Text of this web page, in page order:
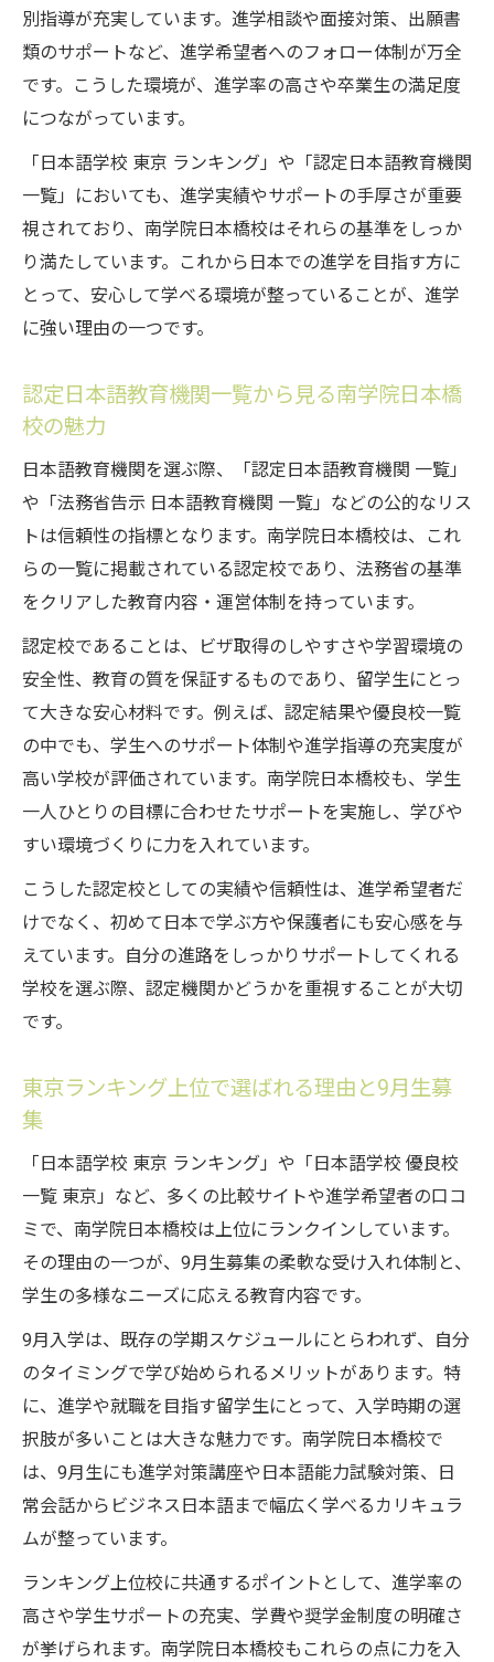
東京の日本語教育で実現させるキャリアアップ
南学院日本橋校9月生募集で広がる就職の選
択肢
東京の日本語学校ランキングとキャリア形
成の関係
認定日本語教育機関で学ぶことが就労に有
利な理由
優良校一覧で見るキャリアサポート体制の
充実度
南学院日本橋校9月生募集が持つ進学実績と
進学志望なら注目の南学院日本橋校9月生募集
容とは
認定日本語教育機関一覧2025から進学先を
優良校一覧で評価される南学院日本橋校の
進学力
南学院日本橋校9月生募集が進学希望者に選
ばれる理由
日本語教育の質を求めるなら知っておきたい選
び方
認定日本語教育機関の選び方と南学院日本
橋校の強み
法務省告示日本語教育機関一覧で比較する
南学院日本橋校9月生募集を選ぶ際の見るべ
き基準
東京の認定日本語機関で安心して学ぶ秘訣
南学院日本橋校9月生募集で安心できる理由
を紹介
認定日本語教育機関一覧で確認する信頼性
の高さ
東京日本語教育センター評判と安心感の違
い
法務省告示日本語教育機関一覧の活用方法
南学院日本橋校9月生募集で安心して学べる
環境
別指導が充実しています。進学相談や面接対策、出願書
類のサポートなど、進学希望者へのフォロー体制が万全
です。こうした環境が、進学率の高さや卒業生の満足度
につながっています。
「日本語学校 東京 ランキング」や「認定日本語教育機関
一覧」においても、進学実績やサポートの手厚さが重要
視されており、南学院日本橋校はそれらの基準をしっか
り満たしています。これから日本での進学を目指す方に
とって、安心して学べる環境が整っていることが、進学
に強い理由の一つです。
認定日本語教育機関一覧から見る南学院日本橋
校の魅力
日本語教育機関を選ぶ際、「認定日本語教育機関 一覧」
や「法務省告示 日本語教育機関 一覧」などの公的なリス
トは信頼性の指標となります。南学院日本橋校は、これ
らの一覧に掲載されている認定校であり、法務省の基準
をクリアした教育内容・運営体制を持っています。
認定校であることは、ビザ取得のしやすさや学習環境の
安全性、教育の質を保証するものであり、留学生にとっ
て大きな安心材料です。例えば、認定結果や優良校一覧
の中でも、学生へのサポート体制や進学指導の充実度が
高い学校が評価されています。南学院日本橋校も、学生
一人ひとりの目標に合わせたサポートを実施し、学びや
すい環境づくりに力を入れています。
こうした認定校としての実績や信頼性は、進学希望者だ
けでなく、初めて日本で学ぶ方や保護者にも安心感を与
えています。自分の進路をしっかりサポートしてくれる
学校を選ぶ際、認定機関かどうかを重視することが大切
です。
東京ランキング上位で選ばれる理由と9月生募
集
「日本語学校 東京 ランキング」や「日本語学校 優良校
一覧 東京」など、多くの比較サイトや進学希望者の口コ
ミで、南学院日本橋校は上位にランクインしています。
その理由の一つが、9月生募集の柔軟な受け入れ体制と、
学生の多様なニーズに応える教育内容です。
9月入学は、既存の学期スケジュールにとらわれず、自分
のタイミングで学び始められるメリットがあります。特
に、進学や就職を目指す留学生にとって、入学時期の選
択肢が多いことは大きな魅力です。南学院日本橋校で
は、9月生にも進学対策講座や日本語能力試験対策、日
常会話からビジネス日本語まで幅広く学べるカリキュラ
ムが整っています。
ランキング上位校に共通するポイントとして、進学率の
高さや学生サポートの充実、学費や奨学金制度の明確さ
が挙げられます。南学院日本橋校もこれらの点に力を入